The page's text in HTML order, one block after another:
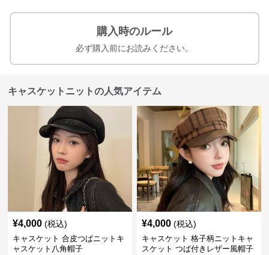
購入時のルール
必ず購入前にお読みください。
キャスケットニットの人気アイテム
¥4,000 (税込)
キャスケット 合皮つばニットキ
ャスケット八角帽子
¥4,000 (税込)
キャスケット 格子柄ニットキャ
スケット つば付きレザー風帽子